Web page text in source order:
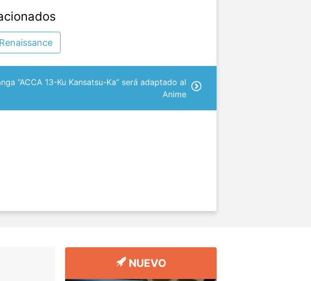
“ACCA 13-Ku Kansatsu-Ka” será adaptado al
Anime
NUEVO